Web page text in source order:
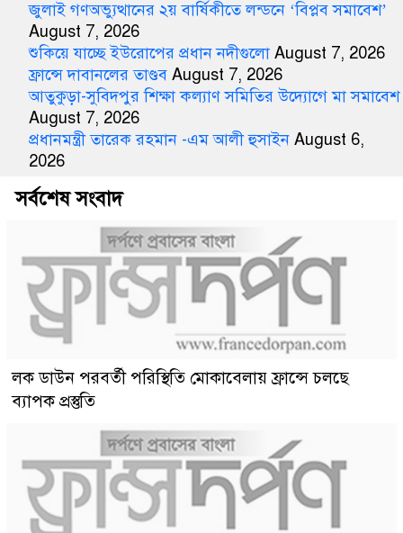
জুলাই গণঅভ্যুত্থানের ২য় বার্ষিকীতে লন্ডনে ‘বিপ্লব সমাবেশ’
August 7, 2026
শুকিয়ে যাচ্ছে ইউরোপের প্রধান নদীগুলো August 7, 2026
ফ্রান্সে দাবানলের তাণ্ডব August 7, 2026
আতুকুড়া-সুবিদপুর শিক্ষা কল্যাণ সমিতির উদ্যোগে মা সমাবেশ
August 7, 2026
প্রধানমন্ত্রী তারেক রহমান -এম আলী হুসাইন August 6,
2026
সর্বশেষ সংবাদ
লক ডাউন পরবর্তী পরিস্থিতি মোকাবেলায় ফ্রান্সে চলছে
ব্যাপক প্রস্তুতি